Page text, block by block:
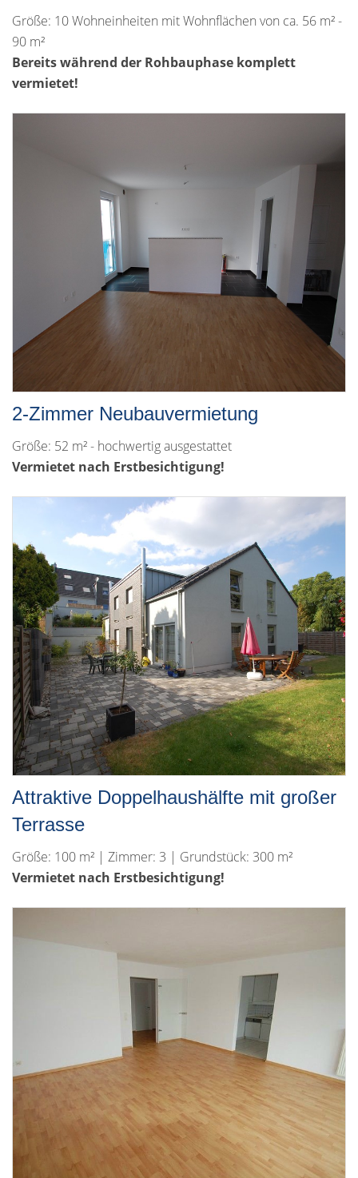
Größe: 10 Wohneinheiten mit Wohnflächen von ca. 56 m² -
90 m²
Bereits während der Rohbauphase komplett
vermietet!
2-Zimmer Neubauvermietung
Größe: 52 m² - hochwertig ausgestattet
Vermietet nach Erstbesichtigung!
Attraktive Doppelhaushälfte mit großer
Terrasse
Größe: 100 m² | Zimmer: 3 | Grundstück: 300 m²
Vermietet nach Erstbesichtigung!